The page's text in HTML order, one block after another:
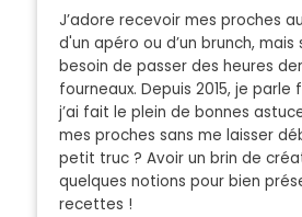
J’adore recevoir mes proches
d'un apéro ou d’un brunch, mais
besoin de passer des heures
fourneaux. Depuis 2015, je parle
j’ai fait le plein de bonnes
mes proches sans me laisser
petit truc ? Avoir un brin de
quelques notions pour bien
recettes !